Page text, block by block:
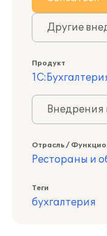
Другие
Продукт
Внедрения
Отрасль /
Рестораны и
Теги
бухгалтерия